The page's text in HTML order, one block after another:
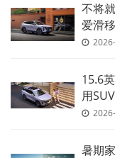
不将
爱滑
15.6
用
暑期